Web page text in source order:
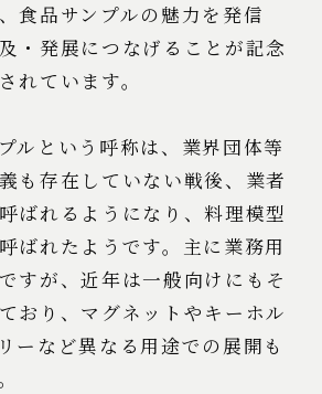
食品サンプルの魅力を発信
・発展につなげることが記念
れています。
ルという呼称は、業界団体等
も存在していない戦後、業者
ばれるようになり、料理模型
ばれたようです。主に業務用
すが、近年は一般向けにもそ
おり、マグネットやキーホル
ーなど異なる用途での展開も